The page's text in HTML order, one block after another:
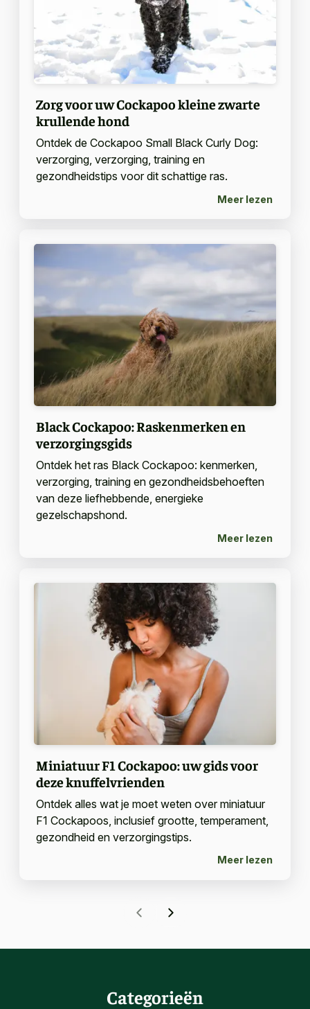
Zorg voor uw Cockapoo kleine zwarte
krullende hond
Ontdek de Cockapoo Small Black Curly Dog:
verzorging, verzorging, training en
gezondheidstips voor dit schattige ras.
Meer lezen
Black Cockapoo: Raskenmerken en
verzorgingsgids
Ontdek het ras Black Cockapoo: kenmerken,
verzorging, training en gezondheidsbehoeften
van deze liefhebbende, energieke
gezelschapshond.
Meer lezen
Miniatuur F1 Cockapoo: uw gids voor
deze knuffelvrienden
Ontdek alles wat je moet weten over miniatuur
F1 Cockapoos, inclusief grootte, temperament,
gezondheid en verzorgingstips.
Meer lezen
Categorieën